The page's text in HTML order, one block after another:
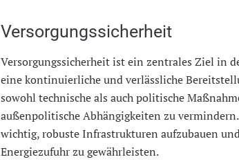
Versorgungssicherheit
Versorgungssicherheit ist ein zentrales Ziel in
eine kontinuierliche und verlässliche
sowohl technische als auch politische
außenpolitische Abhängigkeiten zu
wichtig, robuste Infrastrukturen aufzubauen
Energiezufuhr zu gewährleisten.